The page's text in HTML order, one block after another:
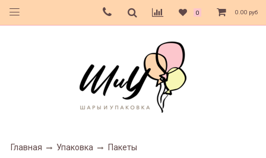
0 0.00 руб
Главная Упаковка Пакеты